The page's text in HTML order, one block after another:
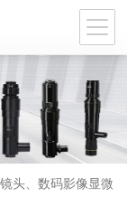
头、数码影像显微